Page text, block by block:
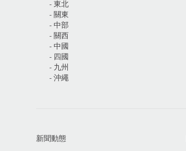
- 東北
- 關東
- 中部
- 關西
- 中國
- 四國
- 九州
- 沖繩
新聞動態